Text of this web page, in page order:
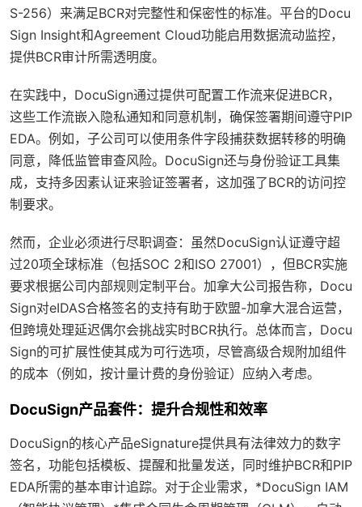
S-256）来满足BCR对完整性和保密性的标准。平台的Docu
Sign Insight和Agreement Cloud功能启用数据流动监控，
提供BCR审计所需透明度。
在实践中，DocuSign通过提供可配置工作流来促进BCR，
这些工作流嵌入隐私通知和同意机制，确保签署期间遵守PIP
EDA。例如，子公司可以使用条件字段捕获数据转移的明确
同意，降低监管审查风险。DocuSign还与身份验证工具集
成，支持多因素认证来验证签署者，这加强了BCR的访问控
制要求。
然而，企业必须进行尽职调查：虽然DocuSign认证遵守超
过20项全球标准（包括SOC 2和ISO 27001），但BCR实施
要求根据公司内部规则定制平台。加拿大公司报告称，Docu
Sign对eIDAS合格签名的支持有助于欧盟-加拿大混合运营，
但跨境处理延迟偶尔会挑战实时BCR执行。总体而言，Docu
Sign的可扩展性使其成为可行选项，尽管高级合规附加组件
的成本（例如，按计量计费的身份验证）应纳入考虑。
DocuSign产品套件：提升合规性和效率
DocuSign的核心产品eSignature提供具有法律效力的数字
签名，功能包括模板、提醒和批量发送，同时维护BCR和PIP
EDA所需的基本审计追踪。对于企业需求，*DocuSign IAM